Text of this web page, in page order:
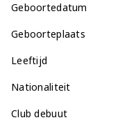
Geboortedatum
Geboorteplaats
Leeftijd
Nationaliteit
Club debuut